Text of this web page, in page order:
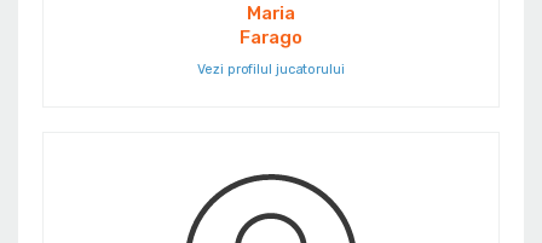
Maria
Farago
Vezi profilul jucatorului